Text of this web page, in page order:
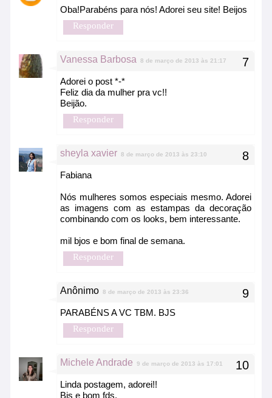
Oba!Parabéns para nós! Adorei seu site! Beijos
Responder
Vanessa Barbosa 8 de março de 2013 às 21:17
Adorei o post *-*
Feliz dia da mulher pra vc!!
Beijão.
Responder
sheyla xavier 8 de março de 2013 às 23:10
Fabiana
Nós mulheres somos especiais mesmo. Adorei
as imagens com as estampas da decoração
combinando com os looks, bem interessante.
mil bjos e bom final de semana.
Responder
Anônimo 8 de março de 2013 às 23:36
PARABÉNS A VC TBM. BJS
Responder
Michele Andrade 9 de março de 2013 às 17:01
Linda postagem, adorei!!
Bjs e bom fds.